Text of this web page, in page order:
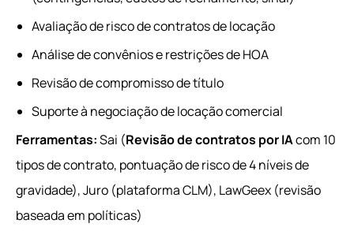
Avaliação de risco de contratos de locação
Análise de convênios e restrições de HOA
Revisão de compromisso de título
Suporte à negociação de locação comercial
Ferramentas:Sai (Revisão de contratos por IAcom 10
tipos de contrato, pontuação de risco de 4 níveis de
gravidade), Juro (plataforma CLM), LawGeex (revisão
baseada em políticas)